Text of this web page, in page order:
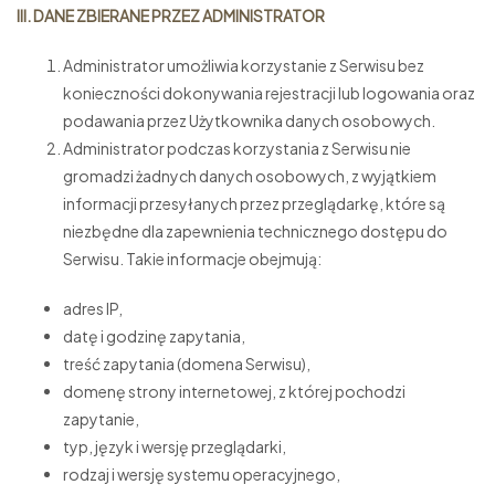
III. DANE ZBIERANE PRZEZ ADMINISTRATOR
Administrator umożliwia korzystanie z Serwisu bez
konieczności dokonywania rejestracji lub logowania oraz
podawania przez Użytkownika danych osobowych.
Administrator podczas korzystania z Serwisu nie
gromadzi żadnych danych osobowych, z wyjątkiem
informacji przesyłanych przez przeglądarkę, które są
niezbędne dla zapewnienia technicznego dostępu do
Serwisu. Takie informacje obejmują:
adres IP,
datę i godzinę zapytania,
treść zapytania (domena Serwisu),
domenę strony internetowej, z której pochodzi
zapytanie,
typ, język i wersję przeglądarki,
rodzaj i wersję systemu operacyjnego,